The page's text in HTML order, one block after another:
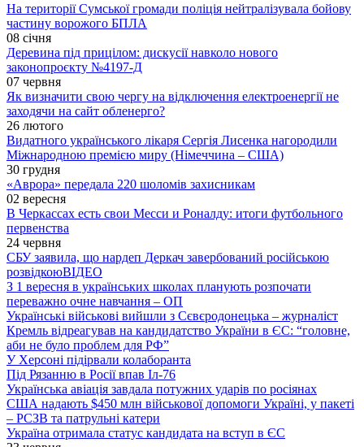
На території Сумської громади поліція нейтралізувала бойову
частину ворожого БПЛА
08 січня
Деревина під прицілом: дискусії навколо нового
законопроєкту №4197-Д
07 червня
Як визначити свою чергу на відключення електроенергії не
заходячи на сайт обленерго?
26 лютого
Видатного українського лікаря Сергія Лисенка нагородили
Міжнародною премією миру (Німеччина – США)
30 грудня
«Аврора» передала 220 шоломів захисникам
02 вересня
В Черкассах есть свои Месси и Роналду: итоги футбольного
первенства
24 червня
СБУ заявила, що нардеп Деркач завербований російською
розвідкоюВІДЕО
З 1 вересня в українських школах планують розпочати
переважно очне навчання – ОП
Українські військові вийшли з Сєвєродонецька – журналіст
Кремль відреагував на кандидатство України в ЄС: “головне,
аби не було проблем для РФ”
У Херсоні підірвали колаборанта
Під Рязанню в Росії впав Іл-76
Українська авіація завдала потужних ударів по росіянах
США надають $450 млн військової допомоги Україні, у пакеті
– РСЗВ та патрульні катери
Україна отримала статус кандидата на вступ в ЄС